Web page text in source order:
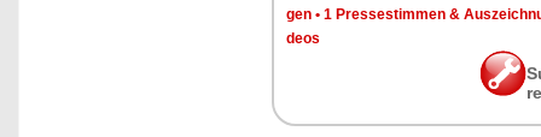
gen • 1 Pres­se­stim­men &
de­os